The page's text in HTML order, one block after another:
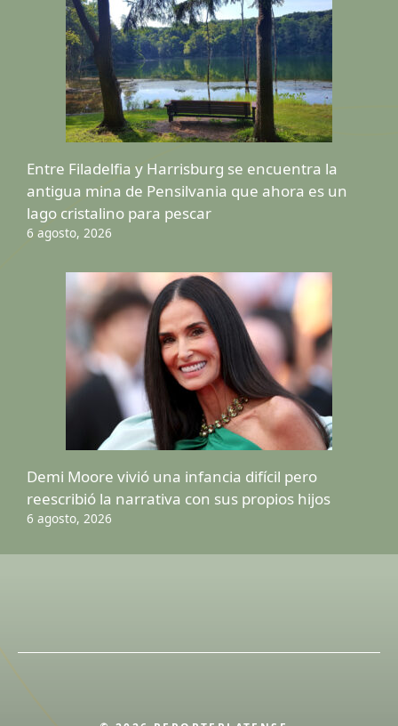
Entre Filadelfia y Harrisburg se encuentra la
antigua mina de Pensilvania que ahora es un
lago cristalino para pescar
6 agosto, 2026
Demi Moore vivió una infancia difícil pero
reescribió la narrativa con sus propios hijos
6 agosto, 2026